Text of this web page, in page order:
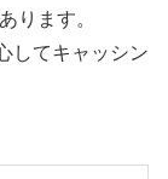
ります。
してキャッシン